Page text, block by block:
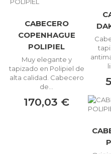
CABECERO
COPENHAGUE
POLIPIEL
Muy elegante y
tapizado en Polipiel de
alta calidad. Cabecero
de...
170,03 €